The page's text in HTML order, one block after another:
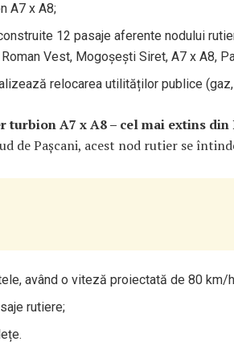
A7 x A8;
12 pasaje aferente nodului
Vest, Mogoșești Siret, A7 x A8,
relocarea utilităților publice
turbion A7 x A8 – cel mai extins din
de Pașcani, acest nod rutier se
având o viteză proiectată de 80 km/
rutiere;